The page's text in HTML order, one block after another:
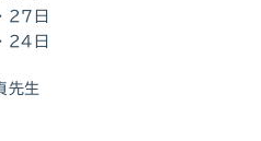
27日
24日
先生